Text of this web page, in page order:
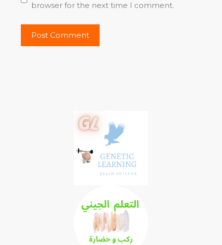
browser for the next time I comment.